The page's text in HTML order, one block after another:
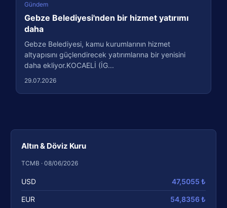
Altın & Döviz Kuru
TCMB · 08/06/2026
USD 47,5055 ₺
EUR 54,8356 ₺
Gündem
Gebze Belediyesi'nden bir hizmet yatırımı
daha
Gebze Belediyesi, kamu kurumlarının hizmet
altyapısını güçlendirecek yatırımlarına bir yenisini
daha ekliyor.KOCAELİ (İG...
29.07.2026